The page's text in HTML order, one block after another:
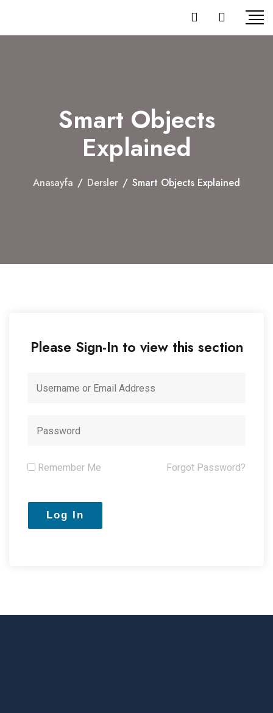
Smart Objects
Explained
Anasayfa / Dersler / Smart Objects Explained
Please Sign-In to view this section
Remember Me Forgot Password?